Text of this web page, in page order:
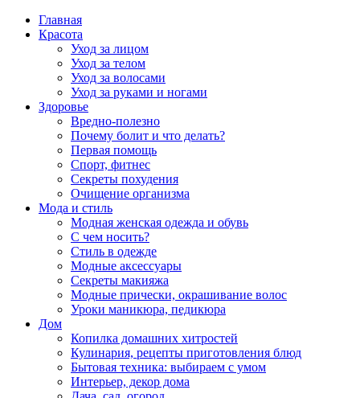
Главная
Красота
Уход за лицом
Уход за телом
Уход за волосами
Уход за руками и ногами
Здоровье
Вредно-полезно
Почему болит и что делать?
Первая помощь
Спорт, фитнес
Секреты похудения
Очищение организма
Мода и стиль
Модная женская одежда и обувь
С чем носить?
Стиль в одежде
Модные аксессуары
Секреты макияжа
Модные прически, окрашивание волос
Уроки маникюра, педикюра
Дом
Копилка домашних хитростей
Кулинария, рецепты приготовления блюд
Бытовая техника: выбираем с умом
Интерьер, декор дома